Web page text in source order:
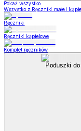
Pokaż wszystko
Wszystko z Ręczniki małe i
Ręczniki
Ręczniki kąpielowe
Komplet ręczników
Poduszki